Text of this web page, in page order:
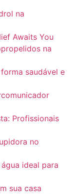
na
Awaits You
na
saudável e
Profissionais
no
ideal para
sua casa